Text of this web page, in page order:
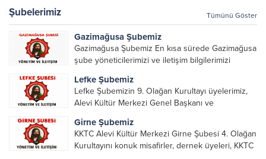
Şubelerimiz Tümünü Göster
Gazimağusa Şubemiz
Gazimağusa Şubemiz En kısa sürede Gazimağusa
şube yöneticilerimizi ve iletişim bilgilerimizi
Lefke Şubemiz
Lefke Şubemizin 9. Olağan Kurultayı üyelerimiz,
Alevi Kültür Merkezi Genel Başkanı ve
katılımı ile gerçekleşti. Önceki dönemde görev
alarak emek veren, katkı koyan cümle canların...
Girne Şubemiz
KKTC Alevi Kültür Merkezi Girne Şubesi 4. Olağan
Kurultayını konuk misafirler, dernek üyeleri, KKTC